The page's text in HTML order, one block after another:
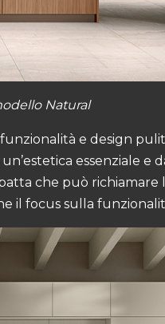
Natural
e design
essenziale e
che può richiamare
il focus sulla